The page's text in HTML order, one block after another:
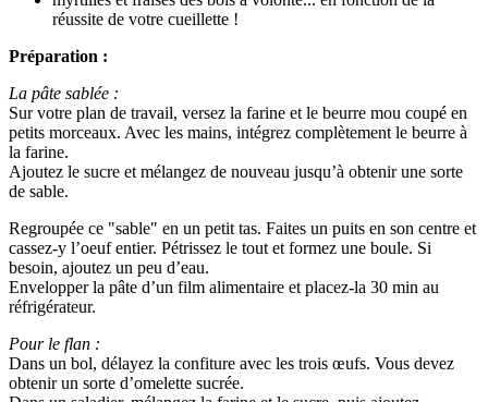
réussite de votre cueillette !
Préparation :
La pâte sablée :
Sur votre plan de travail, versez la farine et le beurre mou coupé en
petits morceaux. Avec les mains, intégrez complètement le beurre à
la farine.
Ajoutez le sucre et mélangez de nouveau jusqu’à obtenir une sorte
de sable.
Regroupée ce "sable" en un petit tas. Faites un puits en son centre et
cassez-y l’oeuf entier. Pétrissez le tout et formez une boule. Si
besoin, ajoutez un peu d’eau.
Envelopper la pâte d’un film alimentaire et placez-la 30 min au
réfrigérateur.
Pour le flan :
Dans un bol, délayez la confiture avec les trois œufs. Vous devez
obtenir un sorte d’omelette sucrée.